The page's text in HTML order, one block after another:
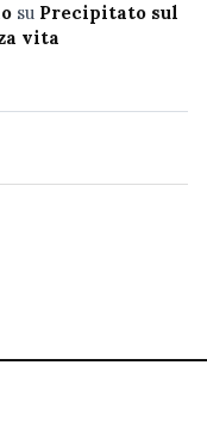
su Precipitato sul
vita